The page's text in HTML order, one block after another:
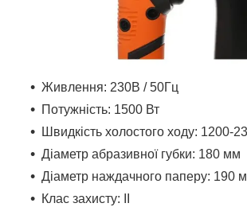
Живлення: 230В / 50Гц
Потужність: 1500 Вт
Швидкість холостого ходу: 1200-
Діаметр абразивної губки: 180 мм
Діаметр наждачного паперу: 190
Клас захисту: II